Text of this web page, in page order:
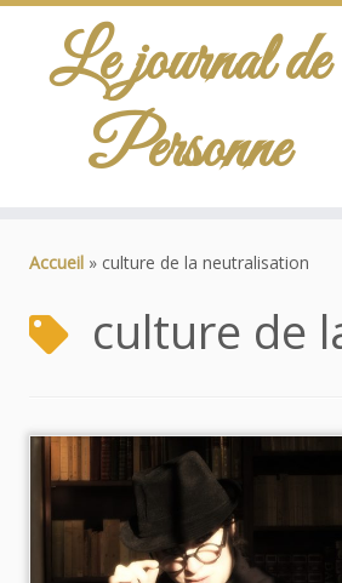
Le journal de
Personne
Accueil » culture de la neutralisation
culture de